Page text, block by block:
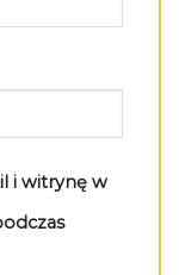
i witrynę w